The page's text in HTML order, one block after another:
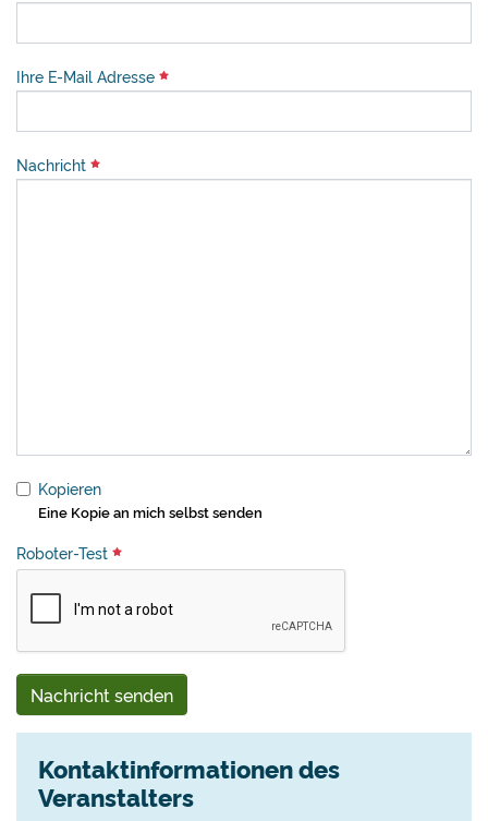
Ihre E-Mail Adresse
Nachricht
Kopieren
Eine Kopie an mich selbst senden
Roboter-Test
Nachricht senden
Kontaktinformationen des
Veranstalters